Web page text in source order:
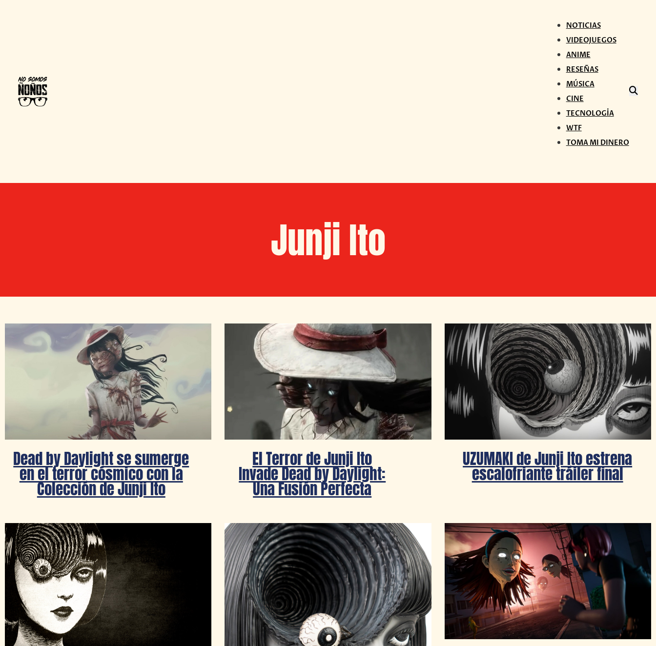
NOTICIAS
VIDEOJUEGOS
ANIME
RESEÑAS
MÚSICA
CINE
TECNOLOGÍA
WTF
TOMA MI DINERO
Junji Ito
Dead by Daylight se sumerge
en el terror cósmico con la
Colección de Junji Ito
El Terror de Junji Ito
Invade Dead by Daylight:
Una Fusión Perfecta
UZUMAKI de Junji Ito estrena
escalofriante tráiler final